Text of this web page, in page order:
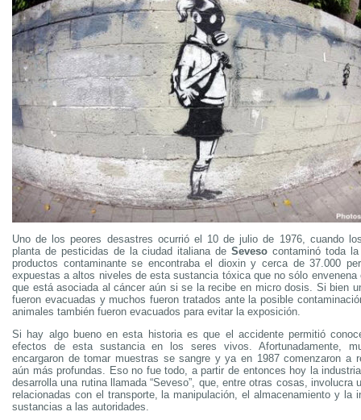
Uno de los peores desastres ocurrió el 10 de julio de 1976, cuando
planta de pesticidas de la ciudad italiana deSeveso contaminó toda
productos contaminante se encontraba el dioxin y cerca de 37.000
expuestas a altos niveles de esta sustancia tóxica que no sólo envenena
que está asociada al cáncer aún si se la recibe en micro dosis. Si bien
fueron evacuadas y muchos fueron tratados ante la posible
animales también fueron evacuados para evitar la exposición.
Si hay algo bueno en esta historia es que el accidente permitió
efectos de esta sustancia en los seres vivos. Afortunadamente,
encargaron de tomar muestras se sangre y ya en 1987 comenzaron a
aún más profundas. Eso no fue todo, a partir de entonces hoy la
desarrolla una rutina llamada “Seveso”, que, entre otras cosas, involucra
relacionadas con el transporte, la manipulación, el almacenamiento y la
sustancias a las autoridades.